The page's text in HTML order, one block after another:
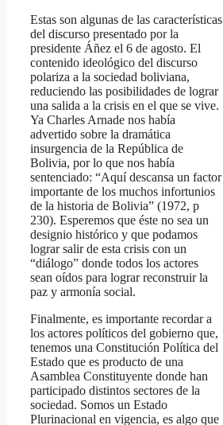
Estas son algunas de las características
del discurso presentado por la
presidente Áñez el 6 de agosto. El
contenido ideológico del discurso
polariza a la sociedad boliviana,
reduciendo las posibilidades de lograr
una salida a la crisis en el que se vive.
Ya Charles Arnade nos había
advertido sobre la dramática
insurgencia de la República de
Bolivia, por lo que nos había
sentenciado: “Aquí descansa un factor
importante de los muchos infortunios
de la historia de Bolivia” (1972, p
230). Esperemos que éste no sea un
designio histórico y que podamos
lograr salir de esta crisis con un
“diálogo” donde todos los actores
sean oídos para lograr reconstruir la
paz y armonía social.
Finalmente, es importante recordar a
los actores políticos del gobierno que,
tenemos una Constitución Política del
Estado que es producto de una
Asamblea Constituyente donde han
participado distintos sectores de la
sociedad. Somos un Estado
Plurinacional en vigencia, es algo que